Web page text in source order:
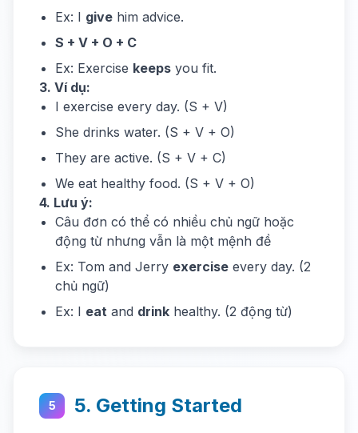
Ex: I give him advice.
S + V + O + C
Ex: Exercise keeps you fit.
3. Ví dụ:
I exercise every day. (S + V)
She drinks water. (S + V + O)
They are active. (S + V + C)
We eat healthy food. (S + V + O)
4. Lưu ý:
Câu đơn có thể có nhiều chủ ngữ hoặc
động từ nhưng vẫn là một mệnh đề
Ex: Tom and Jerry exercise every day. (2
chủ ngữ)
Ex: I eat and drink healthy. (2 động từ)
5 5. Getting Started